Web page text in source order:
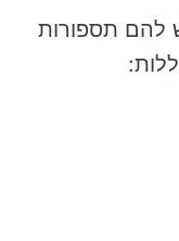
להם תספורות